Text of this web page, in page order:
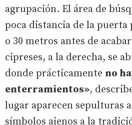
agrupación. El área de
poca distancia de la puerta
o 30 metros antes de
cipreses, a la derecha, se
donde prácticamente no
enterramientos»,
lugar aparecen sepulturas
símbolos ajenos a la